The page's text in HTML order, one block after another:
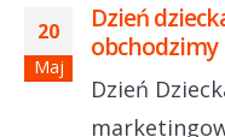
20
Maj
Dzień
obchodzimy
Dzień